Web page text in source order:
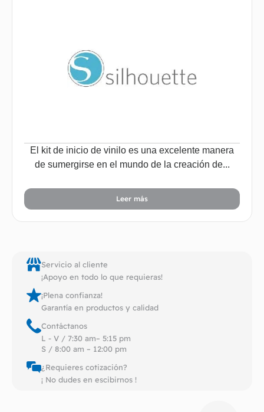
El kit de inicio de vinilo es una excelente manera
de sumergirse en el mundo de la creación de...
Leer más
Servicio al cliente
¡Apoyo en todo lo que requieras!
¡Plena confianza!
Garantía en productos y calidad
Contáctanos
L - V / 7:30 am– 5:15 pm
S / 8:00 am – 12:00 pm
¿Requieres cotización?
¡ No dudes en escibirnos !